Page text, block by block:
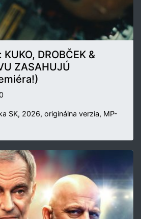
DROBČEK &
ZASAHUJÚ
SK, 2026, originálna verzia, MP-